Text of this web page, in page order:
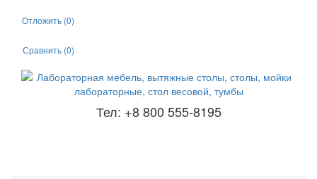
Отложить (0)
Сравнить (0)
Тел: +8 800 555-8195